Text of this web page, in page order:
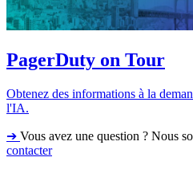
PagerDuty on Tour
Obtenez des informations à la
l'IA.
➔ Vous avez une question ? Nous
contacter